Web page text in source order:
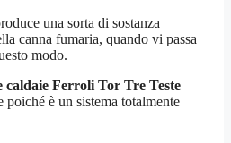
una sorta di sostanza
canna fumaria, quando vi passa
modo.
caldaie Ferroli Tor Tre Teste
poiché è un sistema totalmente